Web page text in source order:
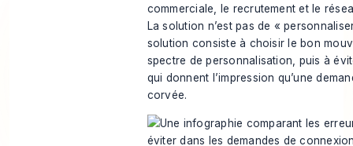
commerciale, le recrutement et le
La solution n’est pas de «
solution consiste à choisir le bon
spectre de personnalisation, puis à
qui donnent l’impression qu’une
corvée.